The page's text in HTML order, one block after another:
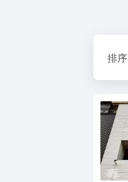
排序